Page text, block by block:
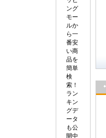
ング
モー
ルか
ら一
番安
い商
品を
簡単
検
索！
ラン
キン
グデ
ータ
も公
開中